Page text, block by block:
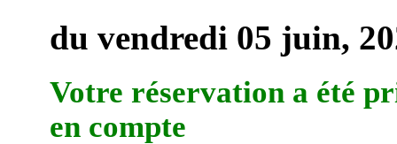
du vendredi 05 juin,
Votre réservation a été
en compte